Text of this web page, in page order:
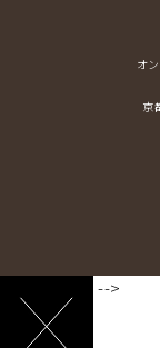
オ
京
-->